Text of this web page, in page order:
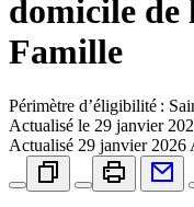
domicile de
Famille
Périmètre d’éligibilité :
Actualisé le 29 janvier
Actualisé 29 janvier 2026